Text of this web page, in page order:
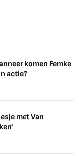
komen Femke
actie?
met Van